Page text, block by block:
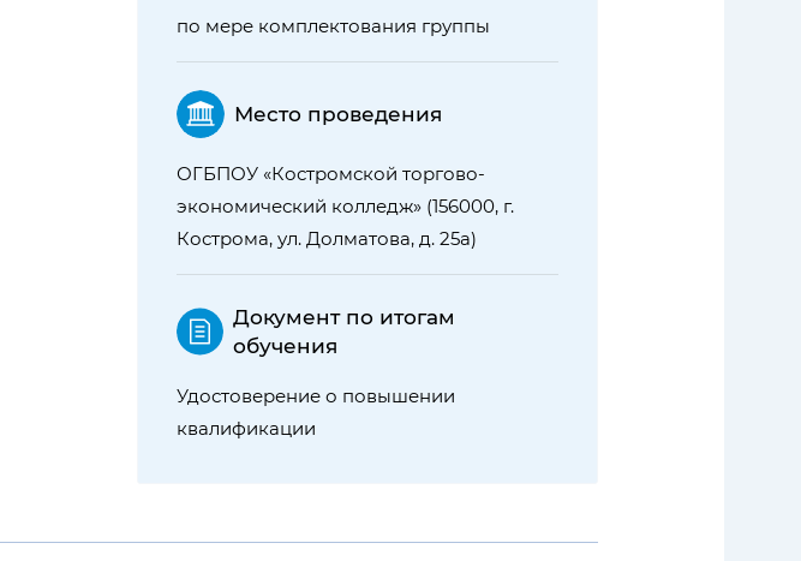
по мере комплектования группы
Место проведения
ОГБПОУ «Костромской торгово-
экономический колледж» (156000, г.
Кострома, ул. Долматова, д. 25а)
Документ по итогам
обучения
Удостоверение о повышении
квалификации